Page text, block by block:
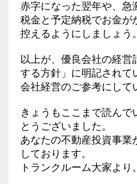
赤字になった翌年や、急
税金と予定納税でお金が
控えるようにしましょう。
以上が、優良会社の経
する方針」に明記されて
会社経営のご参考にして
きょうもここまで読ん
とうございました。
あなたの不動産投資事業
しております。
トランクルーム大家より。